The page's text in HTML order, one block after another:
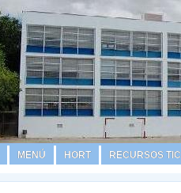
MENÚ HORT RECURSOS TIC